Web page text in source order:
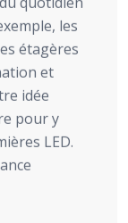
les
étagères
et
idée
pour y
LED.